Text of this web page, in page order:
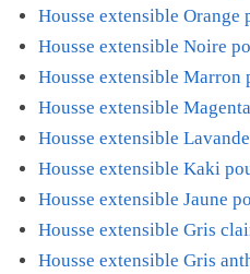
Housse extensible Orange
Housse extensible Noire
Housse extensible Marron
Housse extensible
Housse extensible
Housse extensible Kaki
Housse extensible Jaune
Housse extensible Gris
Housse extensible Gris